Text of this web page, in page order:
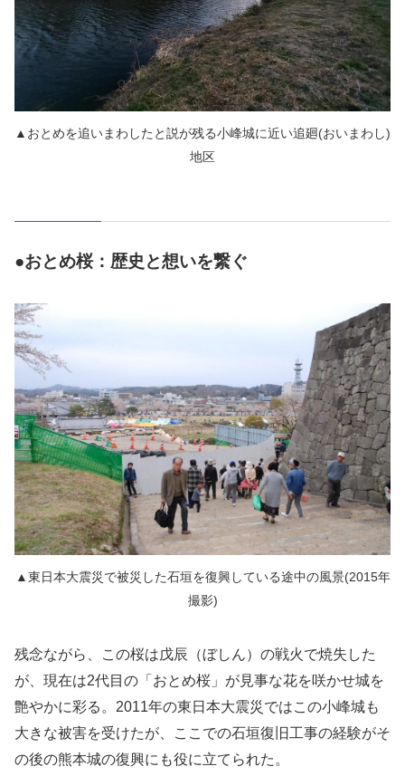
▲おとめを追いまわしたと説が残る小峰城に近い追廻(おいまわし)
地区
●おとめ桜：歴史と想いを繋ぐ
▲東日本大震災で被災した石垣を復興している途中の風景(2015年
撮影)
残念ながら、この桜は戊辰（ぼしん）の戦火で焼失した
が、現在は2代目の「おとめ桜」が見事な花を咲かせ城を
艶やかに彩る。2011年の東日本大震災ではこの小峰城も
大きな被害を受けたが、ここでの石垣復旧工事の経験がそ
の後の熊本城の復興にも役に立てられた。